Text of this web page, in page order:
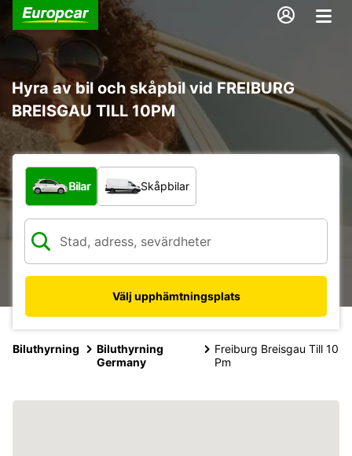
Hyra av bil och skåpbil vid FREIBURG
BREISGAU TILL 10PM
Vilken typ av fordon?
Bilar Skåpbilar
Välj upphämtningsplats
Biluthyrning
Biluthyrning
Germany
Freiburg Breisgau Till 10
Pm